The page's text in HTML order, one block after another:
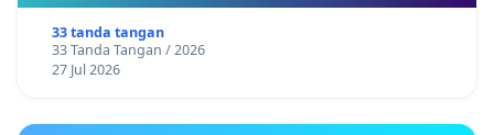
33 tanda tangan
33 Tanda Tangan / 2026
27 Jul 2026